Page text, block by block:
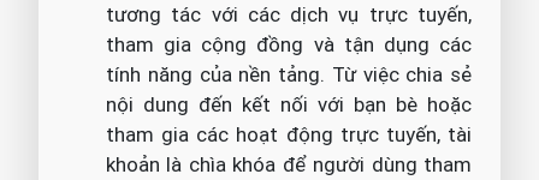
tương tác với các dịch vụ trực tuyến,
tham gia cộng đồng và tận dụng các
tính năng của nền tảng. Từ việc chia sẻ
nội dung đến kết nối với bạn bè hoặc
tham gia các hoạt động trực tuyến, tài
khoản là chìa khóa để người dùng tham